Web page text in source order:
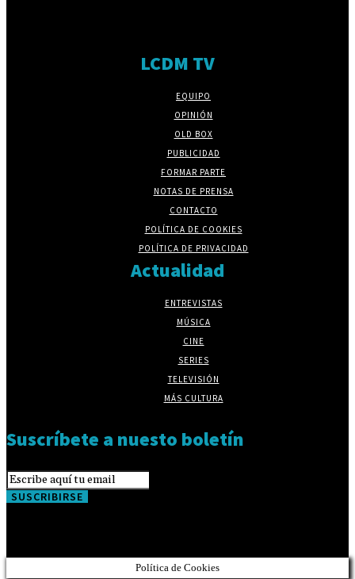
LCDM TV
EQUIPO
OPINIÓN
OLD BOX
PUBLICIDAD
FORMAR PARTE
NOTAS DE PRENSA
CONTACTO
POLÍTICA DE COOKIES
POLÍTICA DE PRIVACIDAD
Actualidad
ENTREVISTAS
MÚSICA
CINE
SERIES
TELEVISIÓN
MÁS CULTURA
Suscríbete a nuesto boletín
SUSCRIBIRSE
Política de Cookies